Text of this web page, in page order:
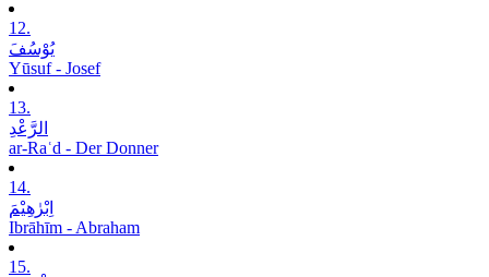
12.
یُوْسُفَ
Yūsuf - Josef
13.
الرَّعْدِ
ar-Raʿd - Der Donner
14.
اِبْرٰھِیْمَ
Ibrāhīm - Abraham
15.